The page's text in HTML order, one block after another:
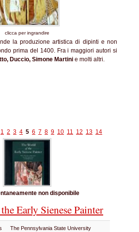
clicca per ingrandire
la produzione artistica di dipinti e non
prima del 1400. Fra i maggiori autori si
Duccio, Simone Martini e molti altri.
1 2 3 4 5 6 7 8 9 10 11 12 13 14
non disponibile
Early Sienese Painter
The Pennsylvania State University